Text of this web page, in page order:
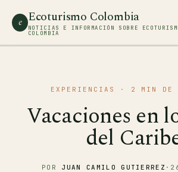
e Ecoturismo Colombia
NOTICIAS E INFORMACIÓN SOBRE
COLOMBIA
EXPERIENCIAS · 2 MIN DE
Vacaciones en
del
POR JUAN CAMILO GUTIERREZ ·